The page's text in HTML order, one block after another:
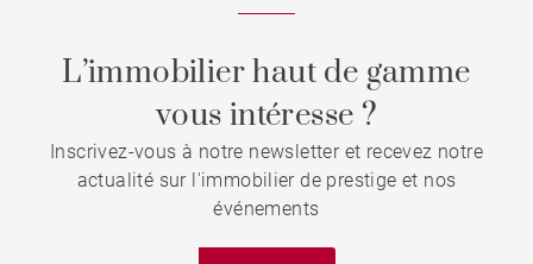
L’immobilier haut de gamme
vous intéresse ?
Inscrivez-vous à notre newsletter et recevez notre
actualité sur l'immobilier de prestige et nos
événements